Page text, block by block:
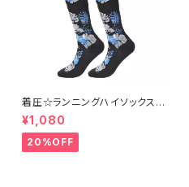
着圧☆ランニングハイソックスhi
bis P5
¥1,080
20%OFF